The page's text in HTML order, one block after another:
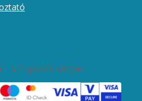
– Elfogadott kártyák